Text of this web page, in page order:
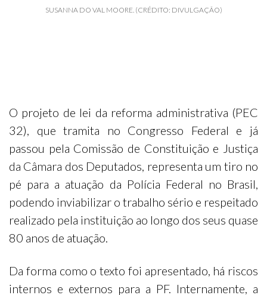
SUSANNA DO VAL MOORE. (CRÉDITO: DIVULGAÇÃO)
O projeto de lei da reforma administrativa (PEC
32), que tramita no Congresso Federal e já
passou pela Comissão de Constituição e Justiça
da Câmara dos Deputados, representa um tiro no
pé para a atuação da Polícia Federal no Brasil,
podendo inviabilizar o trabalho sério e respeitado
realizado pela instituição ao longo dos seus quase
80 anos de atuação.
Da forma como o texto foi apresentado, há riscos
internos e externos para a PF. Internamente, a